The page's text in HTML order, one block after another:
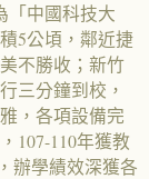
「中國科技大
5公頃，鄰近捷
不勝收；新竹
三分鐘到校，
，各項設備完
107-110年獲教
辦學績效深獲各